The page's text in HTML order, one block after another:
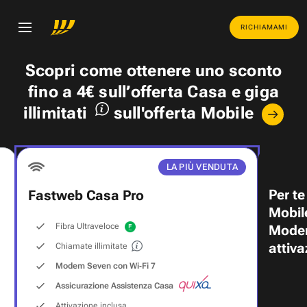
RICHIAMAMI
Scopri come ottenere uno sconto
fino a 4€ sull’offerta Casa egiga
illimitati
sull'offerta Mobile
LA PIÙ VENDUTA
Fastweb Casa Pro
Fibra Ultraveloce
Chiamate illimitate
Modem Seven con Wi‑Fi 7
Assicurazione Assistenza Casa
Per